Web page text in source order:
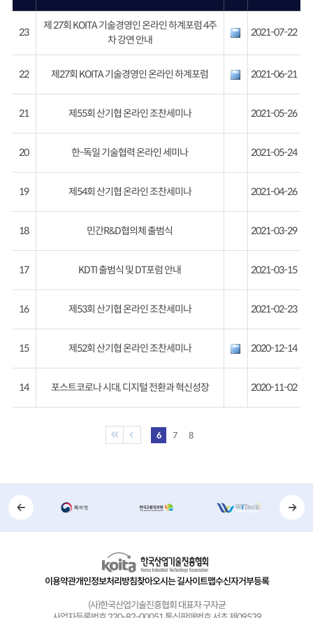
23
제 27회 KOITA 기술경영인 온라인 하계포럼 4주
차 강연 안내
2021-07-22
22 제27회 KOITA 기술경영인 온라인 하계포럼 2021-06-21
21 제55회 산기협 온라인 조찬세미나 2021-05-26
20 한-독일 기술협력 온라인 세미나 2021-05-24
19 제54회 산기협 온라인 조찬세미나 2021-04-26
18 민간R&D협의체 출범식 2021-03-29
17 KDTI 출범식 및 DT포럼 안내 2021-03-15
16 제53회 산기협 온라인 조찬세미나 2021-02-23
15 제52회 산기협 온라인 조찬세미나 2020-12-14
14 포스트코로나 시대, 디지털 전환과 혁신성장 2020-11-02
6 7 8
이용약관개인정보처리방침찾아오시는 길사이트맵수신자거부등록
(사)한국산업기술진흥협회 대표자 구자균